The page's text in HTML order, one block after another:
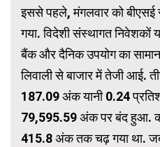
इससे पहले, मंगलवार को
गया. विदेशी संस्थागत
बैंक और दैनिक उपयोग का
लिवाली से बाजार में तेजी आई.
187.09 अंक यानी 0.24
79,595.59 अंक पर बंद हुआ.
415.8 अंक तक चढ़ गया था.